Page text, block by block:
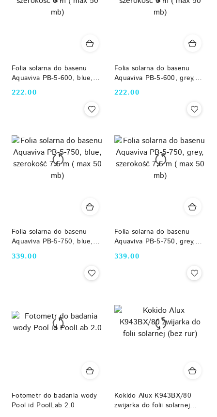
Folia solarna do basenu
Aquaviva PB-5-600, blue,
szerokość 6 m ( max 50
mb)
Cena:
222.00
Folia solarna do basenu
Aquaviva PB-5-600, grey,
szerokość 6 m ( max 50
mb)
Cena:
222.00
Folia solarna do basenu
Aquaviva PB-5-750, blue,
szerokość 7,5 m ( max 50
mb)
Cena:
339.00
Folia solarna do basenu
Aquaviva PB-5-750, grey,
szerokość 7,5 m ( max 50
mb)
Cena:
339.00
Fotometr do badania wody
Pool id PoolLab 2.0
Kokido Alux K943BX/80
zwijarka do folii solarnej